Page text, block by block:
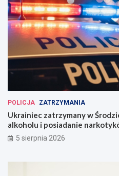
POLICJA ZATRZYMANIA
Ukrainiec zatrzymany w
alkoholu i posiadanie
5 sierpnia 2026